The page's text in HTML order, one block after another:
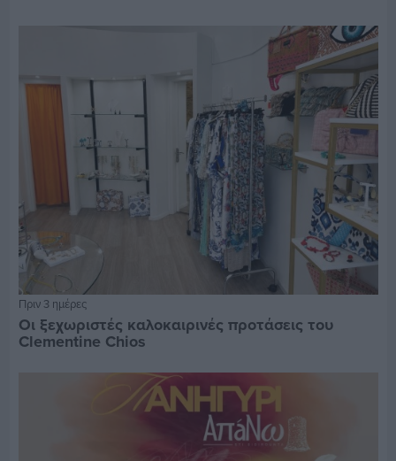
Πριν 3 ημέρες
Οι ξεχωριστές καλοκαιρινές προτάσεις του
Clementine Chios